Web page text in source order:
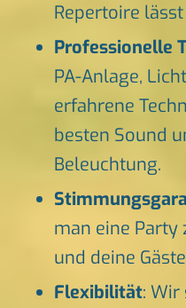
Repertoire
Professionelle
PA-Anlage,
erfahrene
besten Sound
Beleuchtung.
man eine
und deine
Flexibilität: Wir